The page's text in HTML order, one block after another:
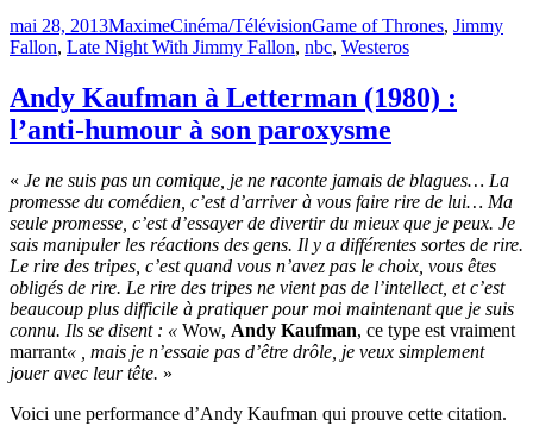
Publié
le
mai 28, 2013MaximeCatégories
Cinéma/TélévisionÉtiquettes
Game of Thrones, Jimmy
Fallon, Late Night With Jimmy Fallon, nbc, Westeros
Andy Kaufman à Letterman (1980) :
l’anti-humour à son paroxysme
« Je ne suis pas un comique, je ne raconte jamais de blagues… La
promesse du comédien, c’est d’arriver à vous faire rire de lui… Ma
seule promesse, c’est d’essayer de divertir du mieux que je peux. Je
sais manipuler les réactions des gens. Il y a différentes sortes de rire.
Le rire des tripes, c’est quand vous n’avez pas le choix, vous êtes
obligés de rire. Le rire des tripes ne vient pas de l’intellect, et c’est
beaucoup plus difficile à pratiquer pour moi maintenant que je suis
connu. Ils se disent : « Wow, Andy Kaufman, ce type est vraiment
marrant« , mais je n’essaie pas d’être drôle, je veux simplement
jouer avec leur tête. »
Voici une performance d’Andy Kaufman qui prouve cette citation.